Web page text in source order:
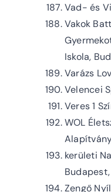
Vad- és
Vakok
Iskola,
Varázs
Velencei
Veres 1
WOL
kerületi
Zengő